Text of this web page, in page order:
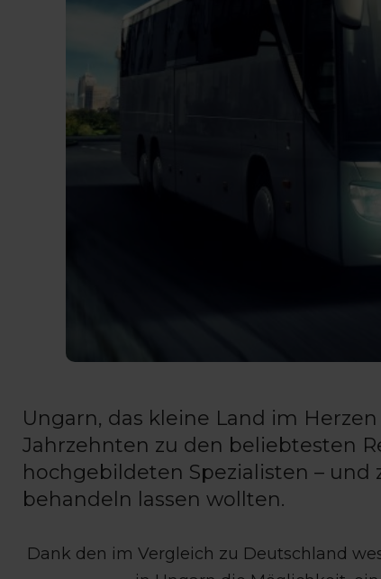
Ungarn, das kleine Land im
Jahrzehnten zu den beliebtesten
hochgebildeten Spezialisten –
behandeln lassen wollten.
Dank den im Vergleich zu Deutschland